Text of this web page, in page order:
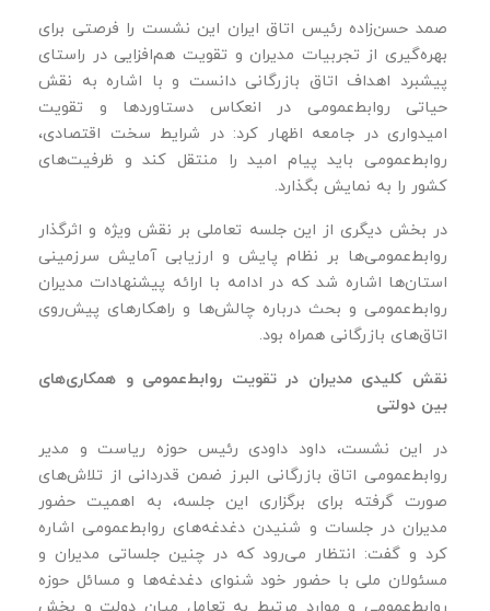
صمد حسن‌زاده رئیس اتاق ایران این نشست را فرصتی برای
بهره‌گیری از تجربیات مدیران و تقویت هم‌افزایی در راستای
پیشبرد اهداف اتاق بازرگانی دانست و با اشاره به نقش
حیاتی روابط‌عمومی در انعکاس دستاوردها و تقویت
امیدواری در جامعه اظهار کرد: در شرایط سخت اقتصادی،
روابط‌عمومی باید پیام امید را منتقل کند و ظرفیت‌های
کشور را به نمایش بگذارد.
در بخش دیگری از این جلسه تعاملی بر نقش ویژه و اثرگذار
روابط‌عمومی‌ها بر نظام پایش و ارزیابی آمایش سرزمینی
استان‌ها اشاره شد که در ادامه با ارائه پیشنهادات مدیران
روابط‌عمومی و بحث درباره چالش‌ها و راهکارهای پیش‌روی
اتاق‌های بازرگانی همراه بود.
نقش کلیدی مدیران در تقویت روابط‌عمومی و همکاری‌های
بین‌ دولتی
در این نشست، داود داودی رئیس حوزه ریاست و مدیر
روابط‌عمومی اتاق بازرگانی البرز ضمن قدردانی از تلاش‌های
صورت‌ گرفته برای برگزاری این جلسه، به اهمیت حضور
مدیران در جلسات و شنیدن دغدغه‌های روابط‌عمومی اشاره
کرد و گفت: انتظار می‌رود که در چنین جلساتی مدیران و
مسئولان ملی با حضور خود شنوای دغدغه‌ها و مسائل حوزه